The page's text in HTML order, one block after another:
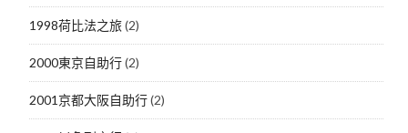
1998荷比法之旅(2)
2000東京自助行(2)
2001京都大阪自助行(2)